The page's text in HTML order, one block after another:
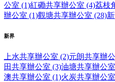
公室 (1)紅磡共享辦公室 (4)荔枝
辦公室 (1)觀塘共享辦公室 (28)
新界
上水共享辦公室 (2)元朗共享辦
田共享辦公室 (3)油塘共享辦公
澳共享辦公室 (1)火炭共享辦公